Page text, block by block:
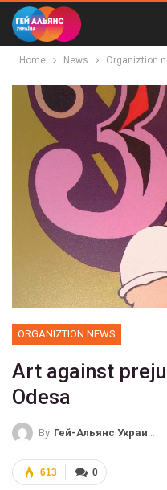
Home News Organiztion
ORGANIZTION NEWS
Art against
Odesa
By Гей-Альянс Украина
0
613